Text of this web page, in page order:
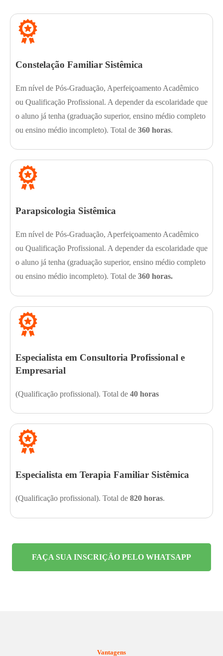
Constelação Familiar Sistêmica
Em nível de Pós-Graduação, Aperfeiçoamento Acadêmico
ou Qualificação Profissional. A depender da escolaridade que
o aluno já tenha (graduação superior, ensino médio completo
ou ensino médio incompleto). Total de 360 horas.
Parapsicologia Sistêmica
Em nível de Pós-Graduação, Aperfeiçoamento Acadêmico
ou Qualificação Profissional. A depender da escolaridade que
o aluno já tenha (graduação superior, ensino médio completo
ou ensino médio incompleto). Total de 360 horas.
Especialista em Consultoria Profissional e
Empresarial
(Qualificação profissional). Total de 40 horas
Especialista em Terapia Familiar Sistêmica
(Qualificação profissional). Total de 820 horas.
FAÇA SUA INSCRIÇÃO PELO WHATSAPP
Vantagens